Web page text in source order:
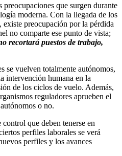
que surgen durante
moderna. Con la llegada de los
preocupación por la pérdida
no comparte ese punto de vista;
recortará puestos de trabajo,
se vuelven totalmente autónomos,
intervención humana en la
de los ciclos de vuelo. Además,
reguladores aprueben el
o no.
que deben tenerse en
perfiles laborales se verá
perfiles y los avances